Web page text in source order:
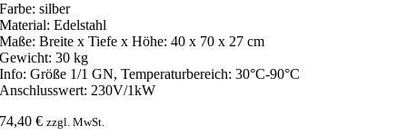
Farbe: silber
Material: Edelstahl
Maße: Breite x Tiefe x Höhe: 40 x 70 x 27 cm
Gewicht: 30 kg
Info: Größe 1/1 GN, Temperaturbereich: 30°C-90°C
Anschlusswert: 230V/1kW
74,40€ zzgl. MwSt.